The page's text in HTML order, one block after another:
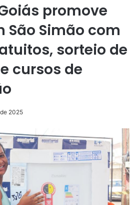
promove
São Simão com
sorteio de
cursos de
2025